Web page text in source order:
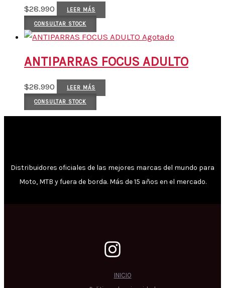
$28.990 LEER MÁS
CONSULTAR STOCK
Agotado
ANTIPARRAS FOCUS ADULTO
$28.990 LEER MÁS
CONSULTAR STOCK
Distribuidores oficiales de las mejores marcas del mundo para
Moto, MTB y fuera de borda. Más de 15 años en el mercado.
INICIO